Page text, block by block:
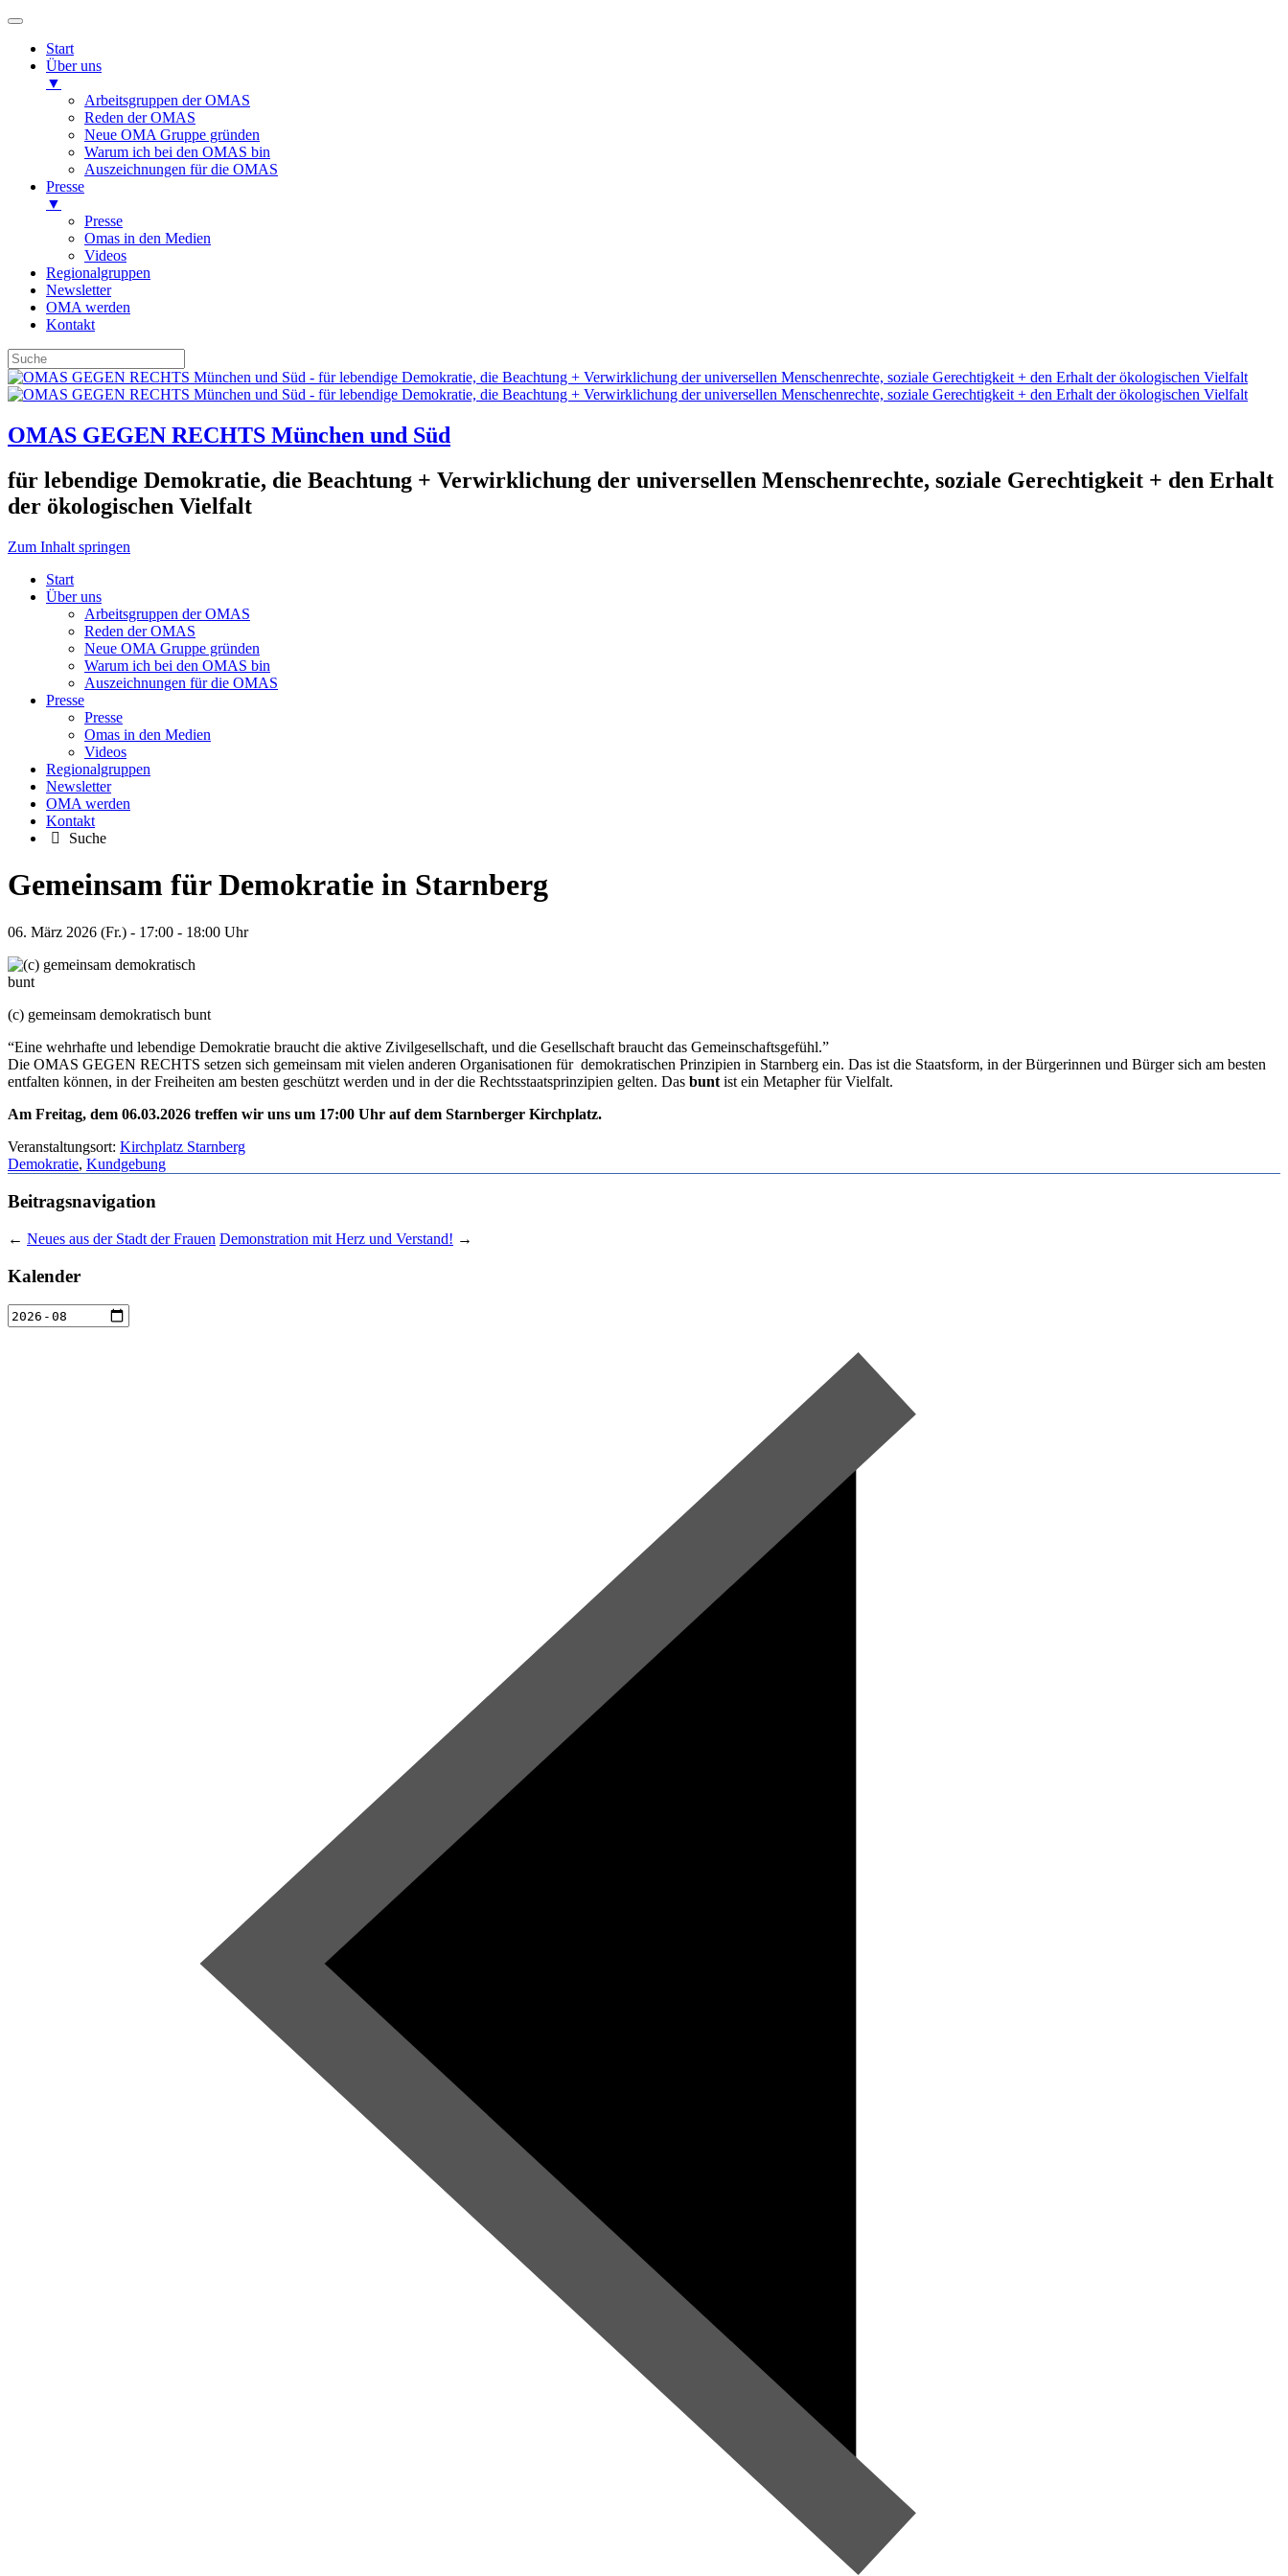
Start
Über uns
▼
Arbeitsgruppen der OMAS
Reden der OMAS
Neue OMA Gruppe gründen
Warum ich bei den OMAS bin
Auszeichnungen für die OMAS
Presse
▼
Presse
Omas in den Medien
Videos
Regionalgruppen
Newsletter
OMA werden
Kontakt
OMAS GEGEN RECHTS München und Süd
für lebendige Demokratie, die Beachtung + Verwirklichung der universellen Menschenrechte, soziale Gerechtigkeit + den Erhalt
der ökologischen Vielfalt
Zum Inhalt springen
Start
Über uns
Arbeitsgruppen der OMAS
Reden der OMAS
Neue OMA Gruppe gründen
Warum ich bei den OMAS bin
Auszeichnungen für die OMAS
Presse
Presse
Omas in den Medien
Videos
Regionalgruppen
Newsletter
OMA werden
Kontakt
Suche
Gemeinsam für Demokratie in Starnberg
06. März 2026 (Fr.) - 17:00 - 18:00 Uhr
(c) gemeinsam demokratisch bunt
“Eine wehrhafte und lebendige Demokratie braucht die aktive Zivilgesellschaft, und die Gesellschaft braucht das Gemeinschaftsgefühl.”
Die OMAS GEGEN RECHTS setzen sich gemeinsam mit vielen anderen Organisationen für demokratischen Prinzipien in Starnberg ein. Das ist die Staatsform, in der Bürgerinnen und Bürger sich am besten
entfalten können, in der Freiheiten am besten geschützt werden und in der die Rechtsstaatsprinzipien gelten. Das bunt ist ein Metapher für Vielfalt.
Am Freitag, dem 06.03.2026 treffen wir uns um 17:00 Uhr auf dem Starnberger Kirchplatz.
Veranstaltungsort: Kirchplatz Starnberg
Demokratie, Kundgebung
Beitragsnavigation
← Neues aus der Stadt der Frauen Demonstration mit Herz und Verstand! →
Kalender